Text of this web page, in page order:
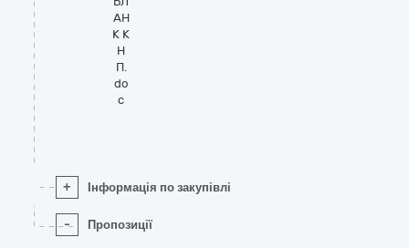
АН
К К
Н
П.
do
c
+ Інформація по закупівлі
- Пропозиції